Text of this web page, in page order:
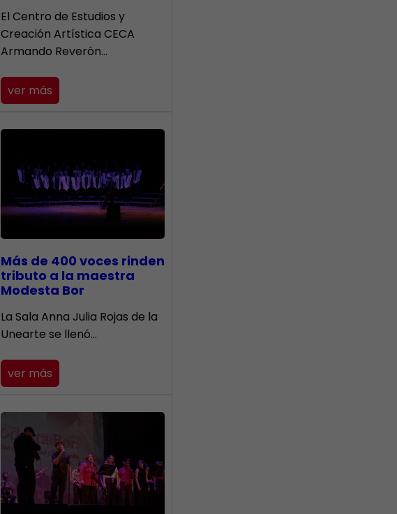
El Centro de Estudios y
Creación Artística CECA
Armando Reverón…
ver más
Más de 400 voces rinden
tributo a la maestra
Modesta Bor
​La Sala Anna Julia Rojas de la
Unearte se llenó…
ver más